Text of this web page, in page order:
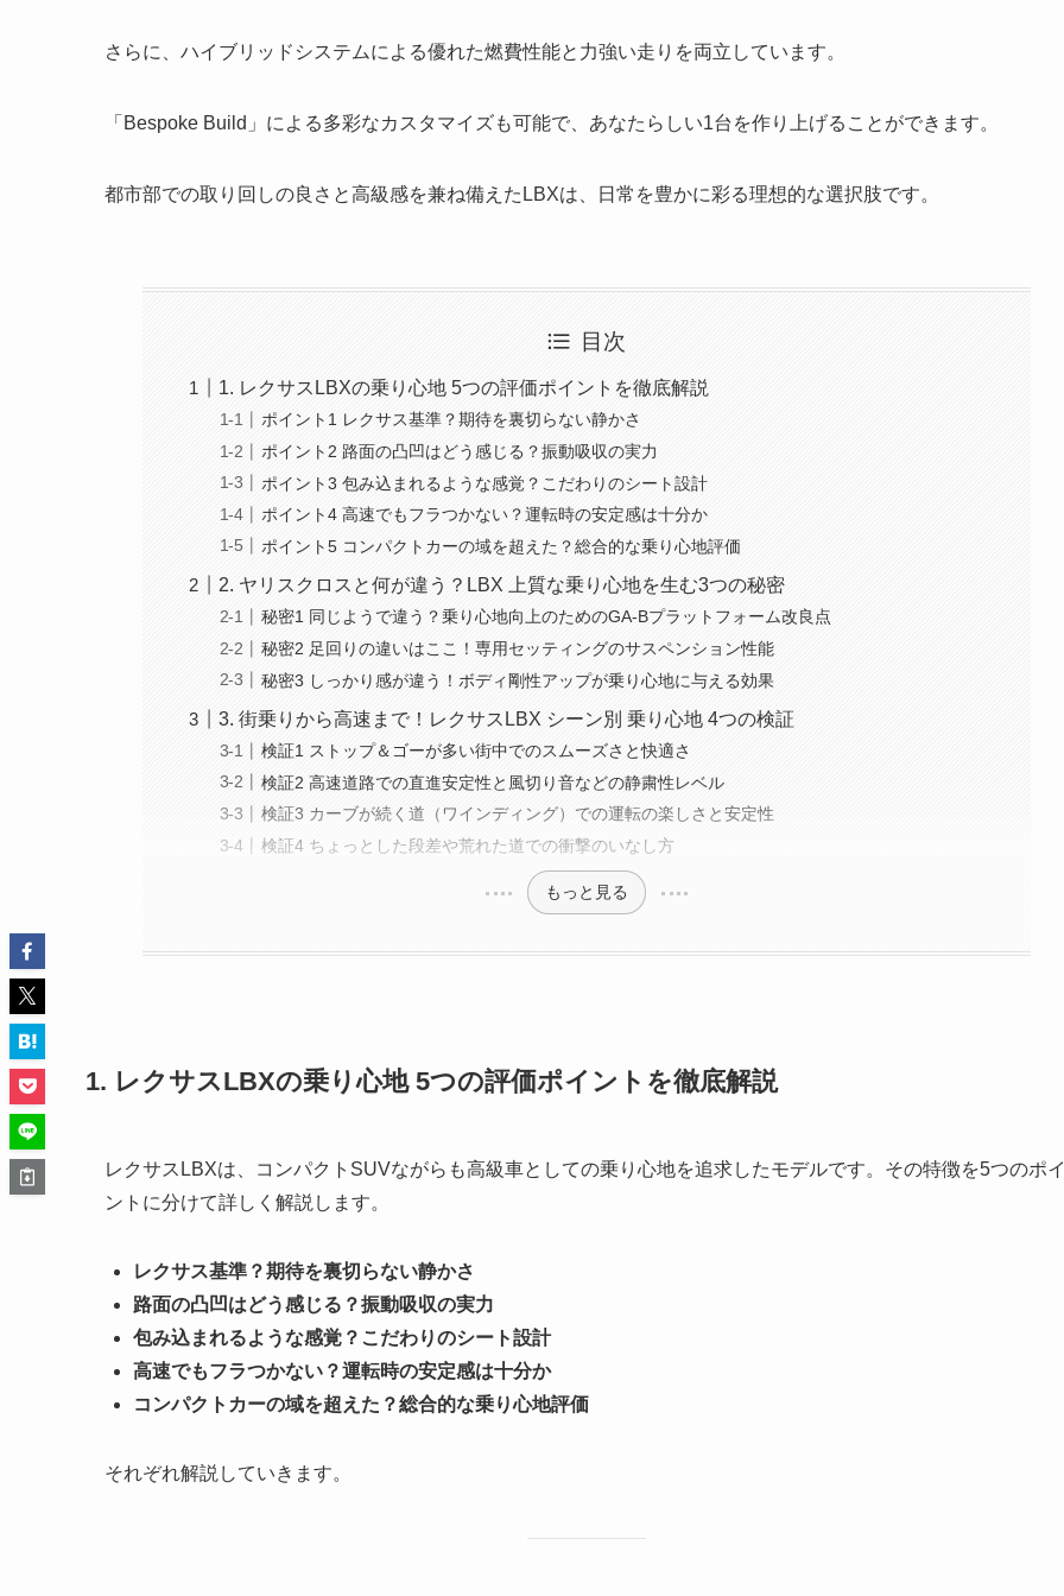
さらに、ハイブリッドシステムによる優れた燃費性能と力強い走りを両立しています。
「Bespoke Build」による多彩なカスタマイズも可能で、あなたらしい1台を作り上げることができます。
都市部での取り回しの良さと高級感を兼ね備えたLBXは、日常を豊かに彩る理想的な選択肢です。
目次
1. レクサスLBXの乗り心地 5つの評価ポイントを徹底解説
ポイント1 レクサス基準？期待を裏切らない静かさ
ポイント2 路面の凸凹はどう感じる？振動吸収の実力
ポイント3 包み込まれるような感覚？こだわりのシート設計
ポイント4 高速でもフラつかない？運転時の安定感は十分か
ポイント5 コンパクトカーの域を超えた？総合的な乗り心地評価
2. ヤリスクロスと何が違う？LBX 上質な乗り心地を生む3つの秘密
秘密1 同じようで違う？乗り心地向上のためのGA-Bプラットフォーム改良点
秘密2 足回りの違いはここ！専用セッティングのサスペンション性能
秘密3 しっかり感が違う！ボディ剛性アップが乗り心地に与える効果
3. 街乗りから高速まで！レクサスLBX シーン別 乗り心地 4つの検証
検証1 ストップ＆ゴーが多い街中でのスムーズさと快適さ
検証2 高速道路での直進安定性と風切り音などの静粛性レベル
検証3 カーブが続く道（ワインディング）での運転の楽しさと安定性
検証4 ちょっとした段差や荒れた道での衝撃のいなし方
もっと見る
1. レクサスLBXの乗り心地 5つの評価ポイントを徹底解説
レクサスLBXは、コンパクトSUVながらも高級車としての乗り心地を追求したモデルです。その特徴を5つのポ
ントに分けて詳しく解説します。
レクサス基準？期待を裏切らない静かさ
路面の凸凹はどう感じる？振動吸収の実力
包み込まれるような感覚？こだわりのシート設計
高速でもフラつかない？運転時の安定感は十分か
コンパクトカーの域を超えた？総合的な乗り心地評価
それぞれ解説していきます。